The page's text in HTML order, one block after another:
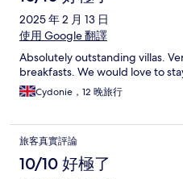
2025 年 2 月 13 日
使用 Google 翻譯
Absolutely outstanding villas.
breakfasts. We would love to
Cydonie，12 晚旅行
旅客真實評論
10/10 好極了